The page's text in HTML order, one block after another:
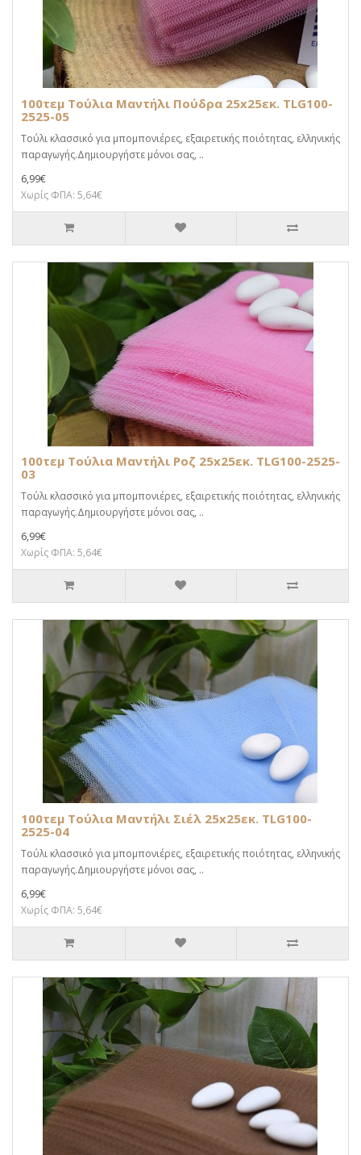
100τεμ Τούλια Μαντήλι Πούδρα 25x25εκ. TLG100-
2525-05
Τούλι κλασσικό για μπομπονιέρες, εξαιρετικής ποιότητας, ελληνικής
παραγωγής.Δημιουργήστε μόνοι σας, ..
6,99€
Χωρίς ΦΠΑ: 5,64€
100τεμ Τούλια Μαντήλι Ροζ 25x25εκ. TLG100-2525-
03
Τούλι κλασσικό για μπομπονιέρες, εξαιρετικής ποιότητας, ελληνικής
παραγωγής.Δημιουργήστε μόνοι σας, ..
6,99€
Χωρίς ΦΠΑ: 5,64€
100τεμ Τούλια Μαντήλι Σιέλ 25x25εκ. TLG100-
2525-04
Τούλι κλασσικό για μπομπονιέρες, εξαιρετικής ποιότητας, ελληνικής
παραγωγής.Δημιουργήστε μόνοι σας, ..
6,99€
Χωρίς ΦΠΑ: 5,64€